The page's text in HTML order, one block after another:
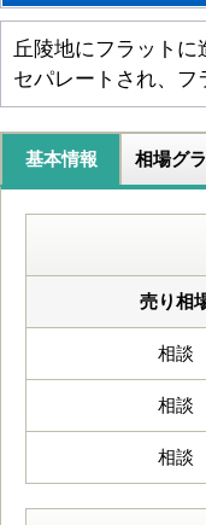
丘陵地にフラット
セパレートされ、
基本情報 相場グ
売り相
相談
相談
相談